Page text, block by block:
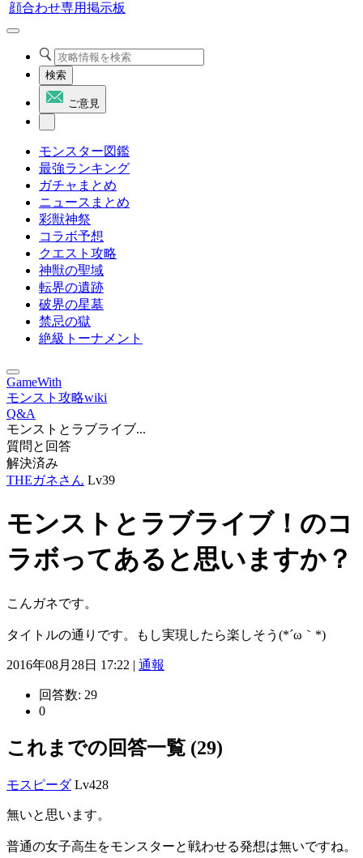
顔合わせ専用掲示板
検索
ご意見
モンスター図鑑
最強ランキング
ガチャまとめ
ニュースまとめ
彩獣神祭
コラボ予想
クエスト攻略
神獣の聖域
転界の遺跡
破界の星墓
禁忌の獄
絶級トーナメント
GameWith
モンスト攻略wiki
Q&A
モンストとラブライブ...
質問と回答
解決済み
THEガネさん Lv39
モンストとラブライブ！のコ
ラボってあると思いますか？
こんガネです。
タイトルの通りです。もし実現したら楽しそう(*´ω｀*)
2016年08月28日 17:22 | 通報
回答数: 29
0
これまでの回答一覧 (29)
モスピーダ Lv428
無いと思います。
普通の女子高生をモンスターと戦わせる発想は無いですね。